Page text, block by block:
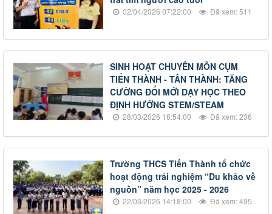
02/04/2026 07:22:00 Đã xem: 511
SINH HOẠT CHUYÊN MÔN CỤM
TIẾN THÀNH - TÂN THÀNH: TĂNG
CƯỜNG ĐỔI MỚI DẠY HỌC THEO
ĐỊNH HƯỚNG STEM/STEAM
28/03/2026 18:54:00 Đã xem: 236
Trường THCS Tiến Thành tổ chức
hoạt động trải nghiệm “Du khảo về
nguồn” năm học 2025 - 2026
22/03/2026 14:18:00 Đã xem: 495